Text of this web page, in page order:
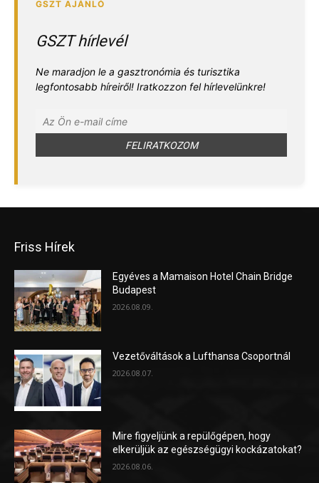
GSZT hírlevél
Ne maradjon le a gasztronómia és turisztika
legfontosabb híreiről! Iratkozzon fel hírlevelünkre!
Friss Hírek
Egyéves a Mamaison Hotel Chain Bridge
Budapest
2026.08.09.
Vezetőváltások a Lufthansa Csoportnál
2026.08.07.
Mire figyeljünk a repülőgépen, hogy
elkerüljük az egészségügyi kockázatokat?
2026.08.06.